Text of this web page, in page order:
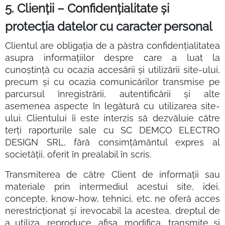
5. Clienții – Confidențialitate și
protecția datelor cu caracter personal
Clientul are obligația de a păstra confidențialitatea
asupra informațiilor despre care a luat la
cunoștință cu ocazia accesării și utilizării site-ului,
precum și cu ocazia comunicărilor transmise pe
parcursul înregistrării, autentificării și alte
asemenea aspecte în legătură cu utilizarea site-
ului. Clientului îi este interzis să dezvăluie către
terți raporturile sale cu SC DEMCO ELECTRO
DESIGN SRL, fără consimțământul expres al
societății, oferit în prealabil în scris.
Transmiterea de către Client de informații sau
materiale prin intermediul acestui site, idei,
concepte, know-how, tehnici, etc. ne oferă acces
nerestricționat și irevocabil la acestea, dreptul de
a utiliza, reproduce, afișa, modifica, transmite și